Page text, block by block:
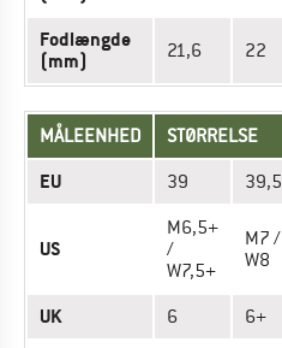
Fodlængde
(mm)
21,6 22
MÅLEENHED STØRRELSE
EU 39 39,5
US
M6,5+
/
W7,5+
M7 /
W8
UK 6 6+